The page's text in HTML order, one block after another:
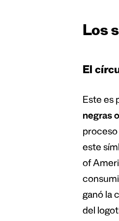
Los
El
Este es
negras
este
of
ganó la
del